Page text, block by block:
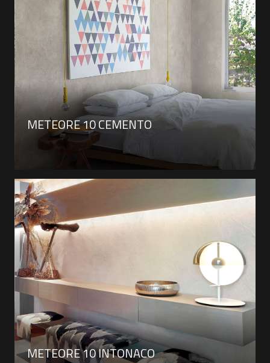
METEORE 10 CEMENTO
METEORE 10 INTONACO